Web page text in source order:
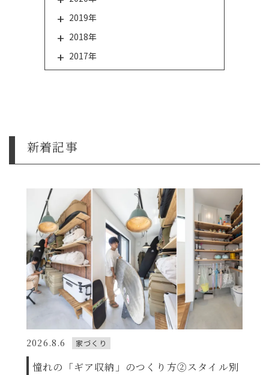
2019年
2018年
2017年
新着記事
2026.8.6 家づくり
憧れの「ギア収納」のつくり方②スタイル別